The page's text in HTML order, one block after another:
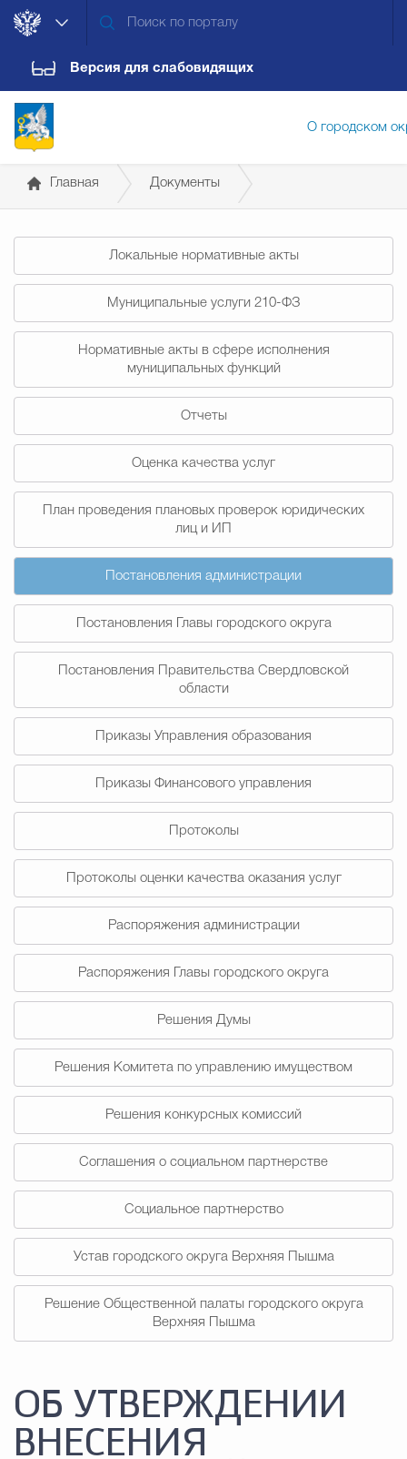
Версия для слабовидящих
О городском
Дума городского округа
Новости Обращения граждан
Противодействие
Муниципальные
Счётная палата Городского
Гостям Городского
Общественная
Градостроительство и
Государственные организации
Главная Документы
Локальные нормативные акты
Муниципальные услуги 210-ФЗ
Нормативные акты в сфере исполнения
муниципальных функций
Отчеты
Оценка качества услуг
План проведения плановых проверок юридических
лиц и ИП
Постановления администрации
Постановления Главы городского округа
Постановления Правительства Свердловской
области
Приказы Управления образования
Приказы Финансового управления
Протоколы
Протоколы оценки качества оказания услуг
Распоряжения администрации
Распоряжения Главы городского округа
Решения Думы
Решения Комитета по управлению имуществом
Решения конкурсных комиссий
Соглашения о социальном партнерстве
Социальное партнерство
Устав городского округа Верхняя Пышма
Решение Общественной палаты городского округа
Верхняя Пышма
ОБ УТВЕРЖДЕНИИ
ВНЕСЕНИЯ